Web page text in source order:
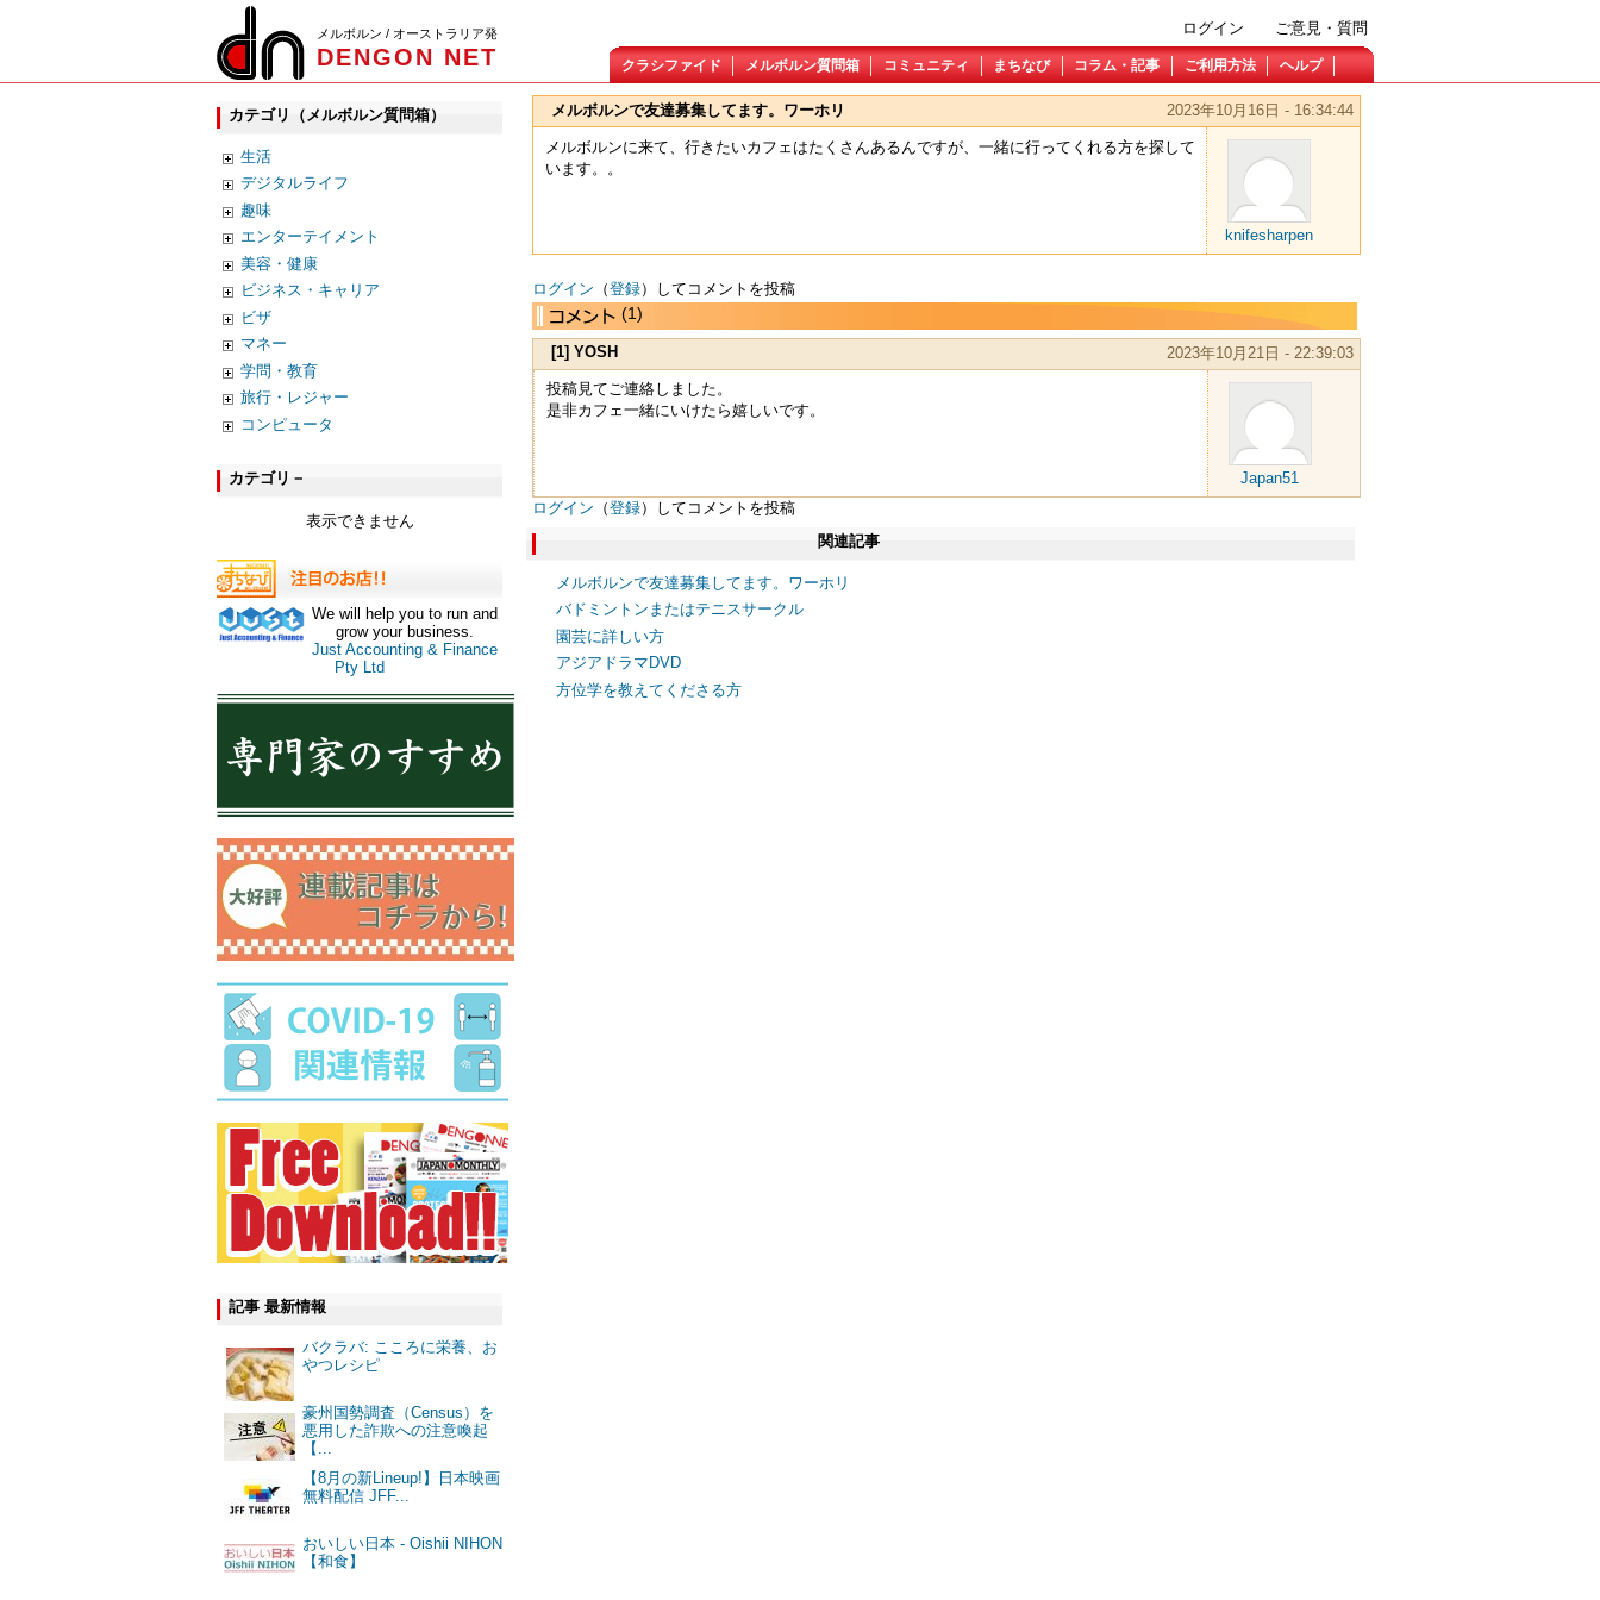
メルボルン / オーストラリア発
DENGON NET
ご意見・質問
ログイン
クラシファイド メルボルン質問箱 コミュニティ まちなび コラム・記事 ご利用方法 ヘルプ
カテゴリ（メルボルン質問箱）
生活
デジタルライフ
趣味
エンターテイメント
美容・健康
ビジネス・キャリア
ビザ
マネー
学問・教育
旅行・レジャー
コンピュータ
カテゴリ－
表示できません
We will help you to run and
grow your business.
Just Accounting & Finance
Pty Ltd
記事 最新情報
バクラバ: こころに栄養、お
やつレシピ
豪州国勢調査（Census）を
悪用した詐欺への注意喚起
【...
【8月の新Lineup!】日本映画
無料配信 JFF...
おいしい日本 - Oishii NIHON
【和食】
メルボルンで友達募集してます。ワーホリ 2023年10月16日 - 16:34:44
メルボルンに来て、行きたいカフェはたくさんあるんですが、一緒に行ってくれる方を探して
います。。
knifesharpen
ログイン （登録）してコメントを投稿
(1)
[1] YOSH 2023年10月21日 - 22:39:03
投稿見てご連絡しました。
是非カフェ一緒にいけたら嬉しいです。
Japan51
ログイン （登録）してコメントを投稿
関連記事
メルボルンで友達募集してます。ワーホリ
バドミントンまたはテニスサークル
園芸に詳しい方
アジアドラマDVD
方位学を教えてくださる方